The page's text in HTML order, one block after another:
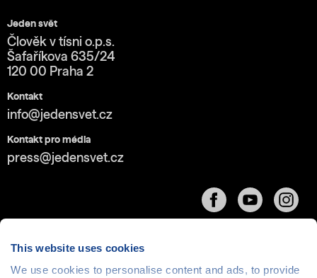
This website uses cookies
We use cookies to personalise content and ads, to provide
Jeden svět
Člověk v tísni o.p.s.
Šafaříkova 635/24
120 00 Praha 2
Kontakt
info@jedensvet.cz
Kontakt pro média
press@jedensvet.cz